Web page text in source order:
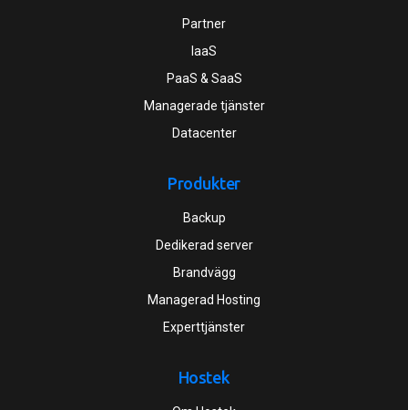
Partner
IaaS
PaaS & SaaS
Managerade tjänster
Datacenter
Produkter
Backup
Dedikerad server
Brandvägg
Managerad Hosting
Experttjänster
Hostek